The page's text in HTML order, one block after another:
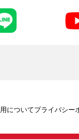
についてプライバシー